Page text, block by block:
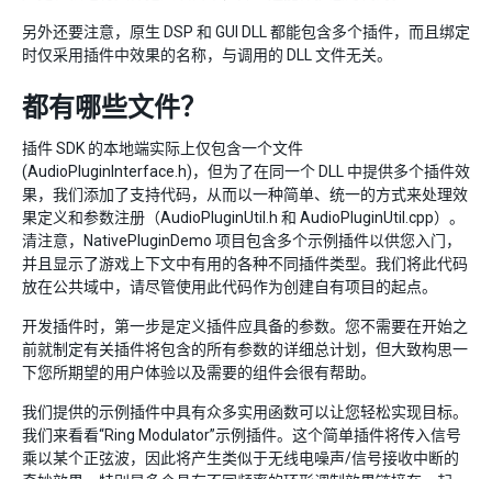
另外还要注意，原生 DSP 和 GUI DLL 都能包含多个插件，而且绑定
时仅采用插件中效果的名称，与调用的 DLL 文件无关。
都有哪些文件？
插件 SDK 的本地端实际上仅包含一个文件
(AudioPluginInterface.h)，但为了在同一个 DLL 中提供多个插件效
果，我们添加了支持代码，从而以一种简单、统一的方式来处理效
果定义和参数注册（AudioPluginUtil.h 和 AudioPluginUtil.cpp）。
清注意，NativePluginDemo 项目包含多个示例插件以供您入门，
并且显示了游戏上下文中有用的各种不同插件类型。我们将此代码
放在公共域中，请尽管使用此代码作为创建自有项目的起点。
开发插件时，第一步是定义插件应具备的参数。您不需要在开始之
前就制定有关插件将包含的所有参数的详细总计划，但大致构思一
下您所期望的用户体验以及需要的组件会很有帮助。
我们提供的示例插件中具有众多实用函数可以让您轻松实现目标。
我们来看看“Ring Modulator”示例插件。这个简单插件将传入信号
乘以某个正弦波，因此将产生类似于无线电噪声/信号接收中断的